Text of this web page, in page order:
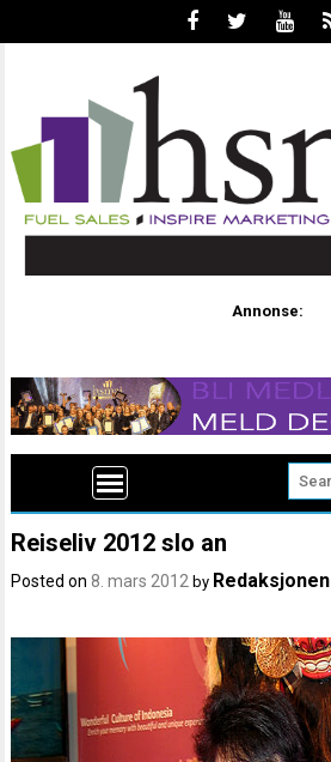
Annonse:
Reiseliv 2012 slo an
Posted on 8. mars 2012 by Redaksjonen